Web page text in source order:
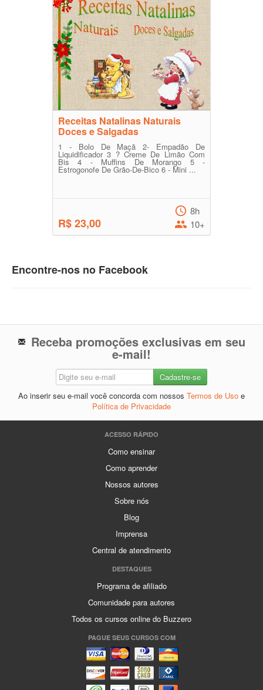
Receitas Natalinas Naturais
Doces e Salgadas
1 - Bolo De Maçã 2- Empadão De
Liquidificador 3 ? Creme De Limão Com
Bis 4 - Muffins De Morango 5 -
Estrogonofe De Grão-De-Bico 6 - Mini ...
R$ 23,00
8h
10+
Encontre-nos no Facebook
Receba promoções exclusivas em seu
e-mail!
Ao inserir seu e-mail você concorda com nossos Termos de Uso e
Política de Privacidade
ACESSO RÁPIDO
Como ensinar
Como aprender
Nossos autores
Sobre nós
Blog
Imprensa
Central de atendimento
DESTAQUES
Programa de afiliado
Comunidade para autores
Todos os cursos online do Buzzero
PAGUE SEUS CURSOS COM